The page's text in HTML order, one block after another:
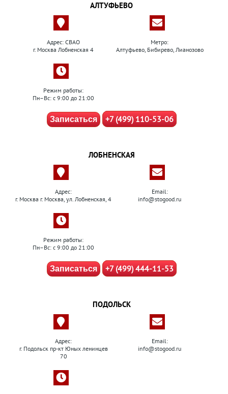
АЛТУФЬЕВО
Адрес: СВАО
г. Москва Лобненская 4
Метро:
Алтуфьево, Бибирево, Лианозово
Режим работы:
Пн–Вс: с 9:00 до 21:00
Записаться +7 (499) 110-53-06
ЛОБНЕНСКАЯ
Адрес:
г. Москва г. Москва, ул. Лобненская, 4
Email:
info@stogood.ru
Режим работы:
Пн–Вс: с 9:00 до 21:00
Записаться +7 (499) 444-11-53
ПОДОЛЬСК
Адрес:
г. Подольск пр-кт Юных ленинцев
70
Email:
info@stogood.ru